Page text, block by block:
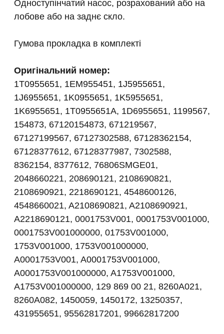
Одноступінчатий насос, розрахований або на
лобове або на заднє скло.
Гумова прокладка в комплекті
Оригінальний номер:
1T0955651, 1EM955451, 1J5955651,
1J6955651, 1K0955651, 1K5955651,
1K6955651, 1T0955651A, 1D6955651, 1199567,
154873, 67120154873, 671219567,
67127199567, 67127302588, 67128362154,
67128377612, 67128377987, 7302588,
8362154, 8377612, 76806SMGE01,
2048660221, 208690121, 2108690821,
2108690921, 2218690121, 4548600126,
4548660021, A2108690821, A2108690921,
A2218690121, 0001753V001, 0001753V001000,
0001753V001000000, 01753V001000,
1753V001000, 1753V001000000,
A0001753V001, A0001753V001000,
A0001753V001000000, A1753V001000,
A1753V001000000, 129 869 00 21, 8260A021,
8260A082, 1450059, 1450172, 13250357,
431955651, 95562817201, 99662817200